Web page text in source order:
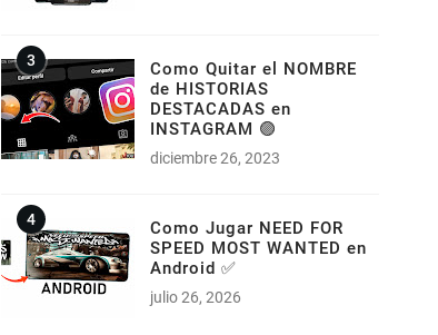
Como Quitar el NOMBRE
de HISTORIAS
DESTACADAS en
INSTAGRAM 🟣
diciembre 26, 2023
Como Jugar NEED FOR
SPEED MOST WANTED en
Android ✅
julio 26, 2026